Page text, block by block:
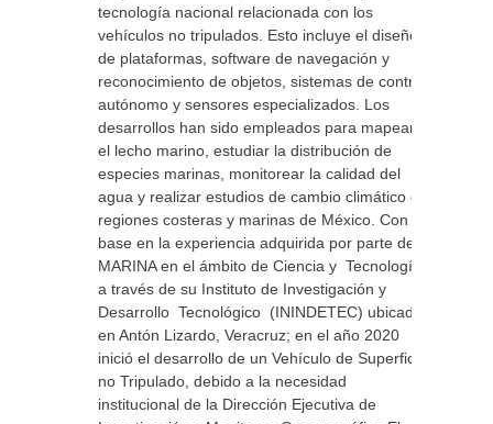
tecnología nacional relacionada con los
vehículos no tripulados. Esto incluye el diseño
de plataformas, software de navegación y
reconocimiento de objetos, sistemas de control
autónomo y sensores especializados. Los
desarrollos han sido empleados para mapear
el lecho marino, estudiar la distribución de
especies marinas, monitorear la calidad del
agua y realizar estudios de cambio climático en
regiones costeras y marinas de México. Con
base en la experiencia adquirida por parte de
MARINA en el ámbito de Ciencia y Tecnología,
a través de su Instituto de Investigación y
Desarrollo Tecnológico (ININDETEC) ubicado
en Antón Lizardo, Veracruz; en el año 2020
inició el desarrollo de un Vehículo de Superficie
no Tripulado, debido a la necesidad
institucional de la Dirección Ejecutiva de